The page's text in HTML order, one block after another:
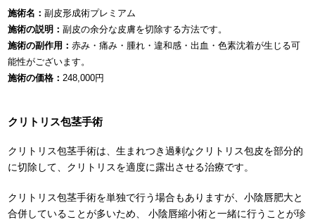
施術名：副皮形成術プレミアム
施術の説明：副皮の余分な皮膚を切除する方法です。
施術の副作用：赤み・痛み・腫れ・違和感・出血・色素沈着が生じる可
能性がございます。
施術の価格： 248,000円
クリトリス包茎手術
クリトリス包茎手術は、生まれつき過剰なクリトリス包皮を部分的
に切除して、クリトリスを適度に露出させる治療です。
クリトリス包茎手術を単独で行う場合もありますが、小陰唇肥大と
合併していることが多いため、 小陰唇縮小術と一緒に行うことが珍